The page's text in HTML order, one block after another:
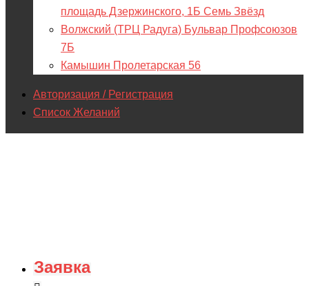
площадь Дзержинского, 1Б Семь Звёзд
Волжский (ТРЦ Радуга) Бульвар Профсоюзов
7Б
Камышин Пролетарская 56
Авторизация / Регистрация
Список Желаний
Заявка